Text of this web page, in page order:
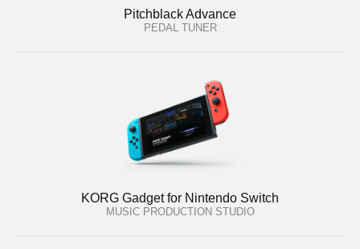
Pitchblack Advance
PEDAL TUNER
KORG Gadget for Nintendo Switch
MUSIC PRODUCTION STUDIO